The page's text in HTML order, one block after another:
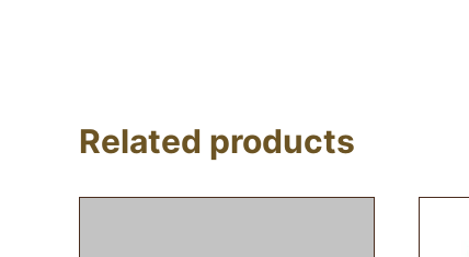
Related products